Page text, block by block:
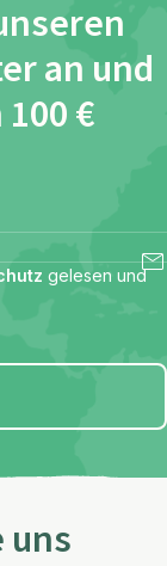
an und
€
gelesen und
uns